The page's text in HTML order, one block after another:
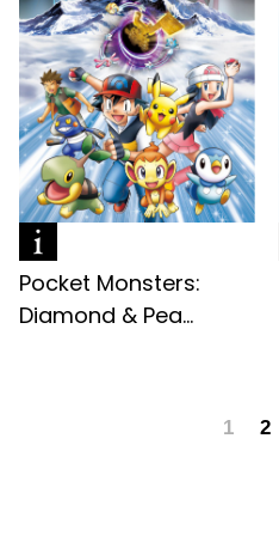
Pocket Monsters:
Diamond & Pea...
1 2